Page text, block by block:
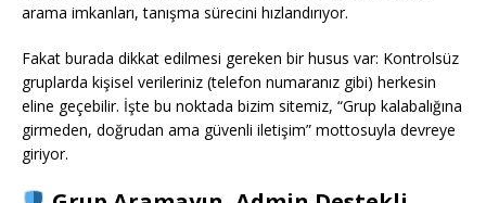
arama imkanları, tanışma sürecini hızlandırıyor.
Fakat burada dikkat edilmesi gereken bir husus var: Kontrolsüz
gruplarda kişisel verileriniz (telefon numaranız gibi) herkesin
eline geçebilir. İşte bu noktada bizim sitemiz, “Grup kalabalığına
girmeden, doğrudan ama güvenli iletişim” mottosuyla devreye
giriyor.